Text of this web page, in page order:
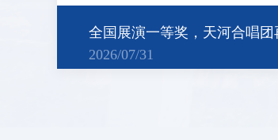
全国展演一等奖，天河合唱团
2026/07/31